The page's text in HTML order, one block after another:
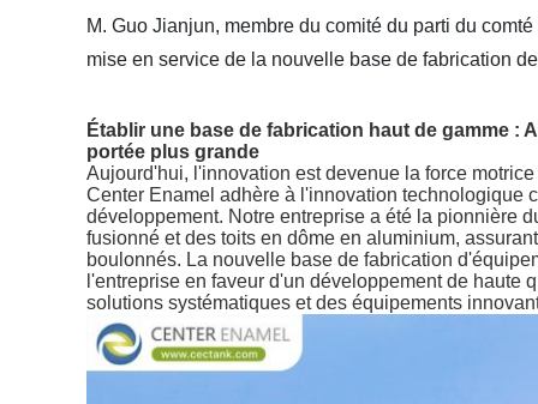
M. Guo Jianjun, membre du comité du parti du
mise en service de la nouvelle base de fabrication
Établir une base de fabrication haut de gamme :
portée plus grande
Aujourd'hui, l'innovation est devenue la force
Center Enamel adhère à l'innovation technologique
développement. Notre entreprise a été la pionnière
fusionné et des toits en dôme en aluminium,
boulonnés. La nouvelle base de fabrication
l'entreprise en faveur d'un développement de
solutions systématiques et des équipements